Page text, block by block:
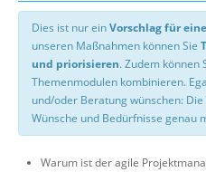
Dies ist nur einVorschlag für
unseren Maßnahmen können Sie
und priorisieren. Zudem können
Themenmodulen kombinieren.
und/oder Beratung wünschen:
Wünsche und Bedürfnisse genau
Warum ist der agile